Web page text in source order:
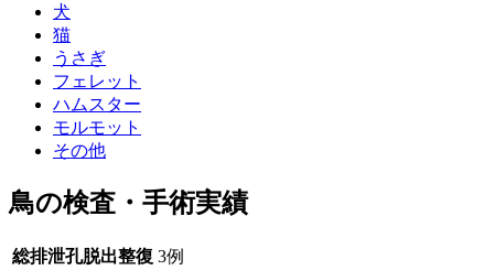
犬
猫
うさぎ
フェレット
ハムスター
モルモット
その他
鳥の検査・手術実績
総排泄孔脱出整復 3例